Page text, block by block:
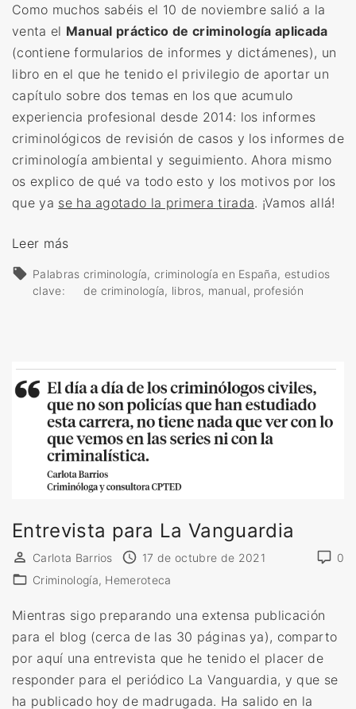
Como muchos sabéis el 10 de noviembre salió a la
venta el Manual práctico de criminología aplicada
(contiene formularios de informes y dictámenes), un
libro en el que he tenido el privilegio de aportar un
capítulo sobre dos temas en los que acumulo
experiencia profesional desde 2014: los informes
criminológicos de revisión de casos y los informes de
criminología ambiental y seguimiento. Ahora mismo
os explico de qué va todo esto y los motivos por los
que ya se ha agotado la primera tirada. ¡Vamos allá!
Leer más«
l
p
r
á
c
t
c
o
d
e
r
Palabras
clave:
criminología criminología en España estudios
de criminología
libros manual profesión
Entrevista para La Vanguardia
0
Carlota Barrios
17 de octubre de 2021
Criminología Hemeroteca
Mientras sigo preparando una extensa publicación
para el blog (cerca de las 30 páginas ya), comparto
por aquí una entrevista que he tenido el placer de
responder para el periódico La Vanguardia, y que se
ha publicado hoy de madrugada. Ha salido en la